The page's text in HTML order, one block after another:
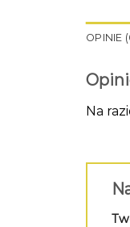
OPINIE
Na